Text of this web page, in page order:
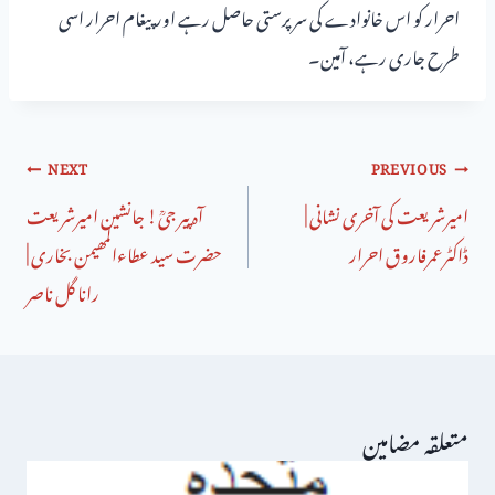
احرار کو اس خانوادے کی سرپرستی حاصل رہے اور پیغام احرار اسی
طرح جاری رہے، آمین۔
PREVIOUS
امیرشریعت کی آخری نشانی |
ڈاکٹرعمرفاروق احرار
NEXT
آہ پیر جیؒ! جانشین امیرشریعت
حضرت سید عطاءالمھیمن بخاری |
رانا گل ناصر
متعلقہ مضامین